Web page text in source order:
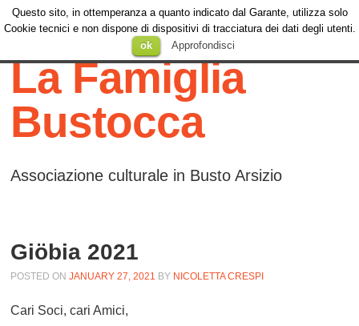
Menu
SKIP TO
Menu
La Famiglia
Bustocca
Associazione culturale in Busto Arsizio
Giöbia 2021
POSTED ONJANUARY 27, 2021 BY NICOLETTA CRESPI
Cari Soci, cari Amici,
Questo sito, in ottemperanza a quanto indicato dal Garante, utilizza solo
Cookie tecnici e non dispone di dispositivi di tracciatura dei dati degli utenti.
ok
Approfondisci